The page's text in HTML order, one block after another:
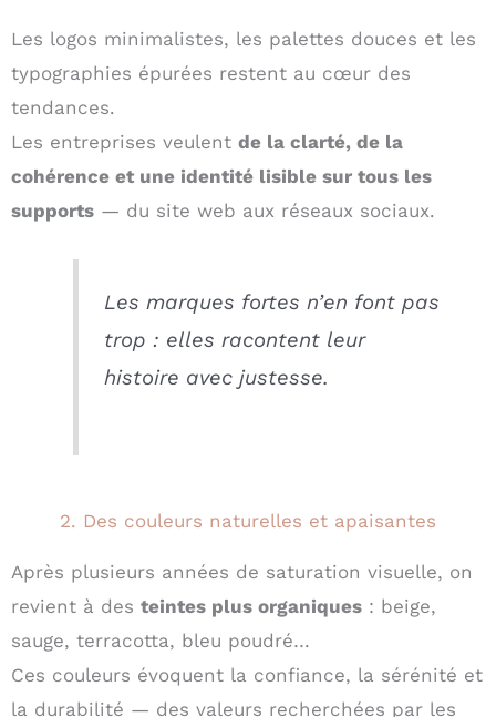
Les logos minimalistes, les palettes douces et les
typographies épurées restent au cœur des
tendances.
Les entreprises veulent de la clarté, de la
cohérence et une identité lisible sur tous les
supports — du site web aux réseaux sociaux.
Les marques fortes n’en font pas
trop : elles racontent leur
histoire avec justesse.
2. Des couleurs naturelles et apaisantes
Après plusieurs années de saturation visuelle, on
revient à des teintes plus organiques : beige,
sauge, terracotta, bleu poudré…
Ces couleurs évoquent la confiance, la sérénité et
la durabilité — des valeurs recherchées par les